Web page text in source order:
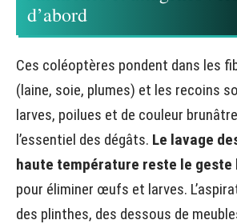
d’abord
Ces coléoptères pondent dans les
(laine, soie, plumes) et les recoins
larves, poilues et de couleur
l’essentiel des dégâts. Le lavage
haute température reste le geste
pour éliminer œufs et larves.
des plinthes, des dessous de